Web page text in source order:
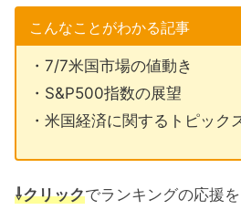
こんなことがわかる記事
・7/7米国市場の値動き
・S&P500指数の展望
・米国経済に関するトピック
⇩クリックでランキングの応援を